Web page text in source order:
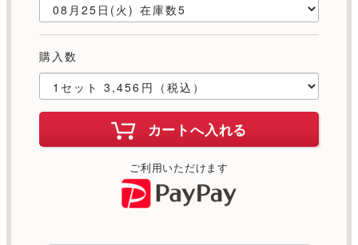
購入数
カートへ入れる
ご利用いただけます